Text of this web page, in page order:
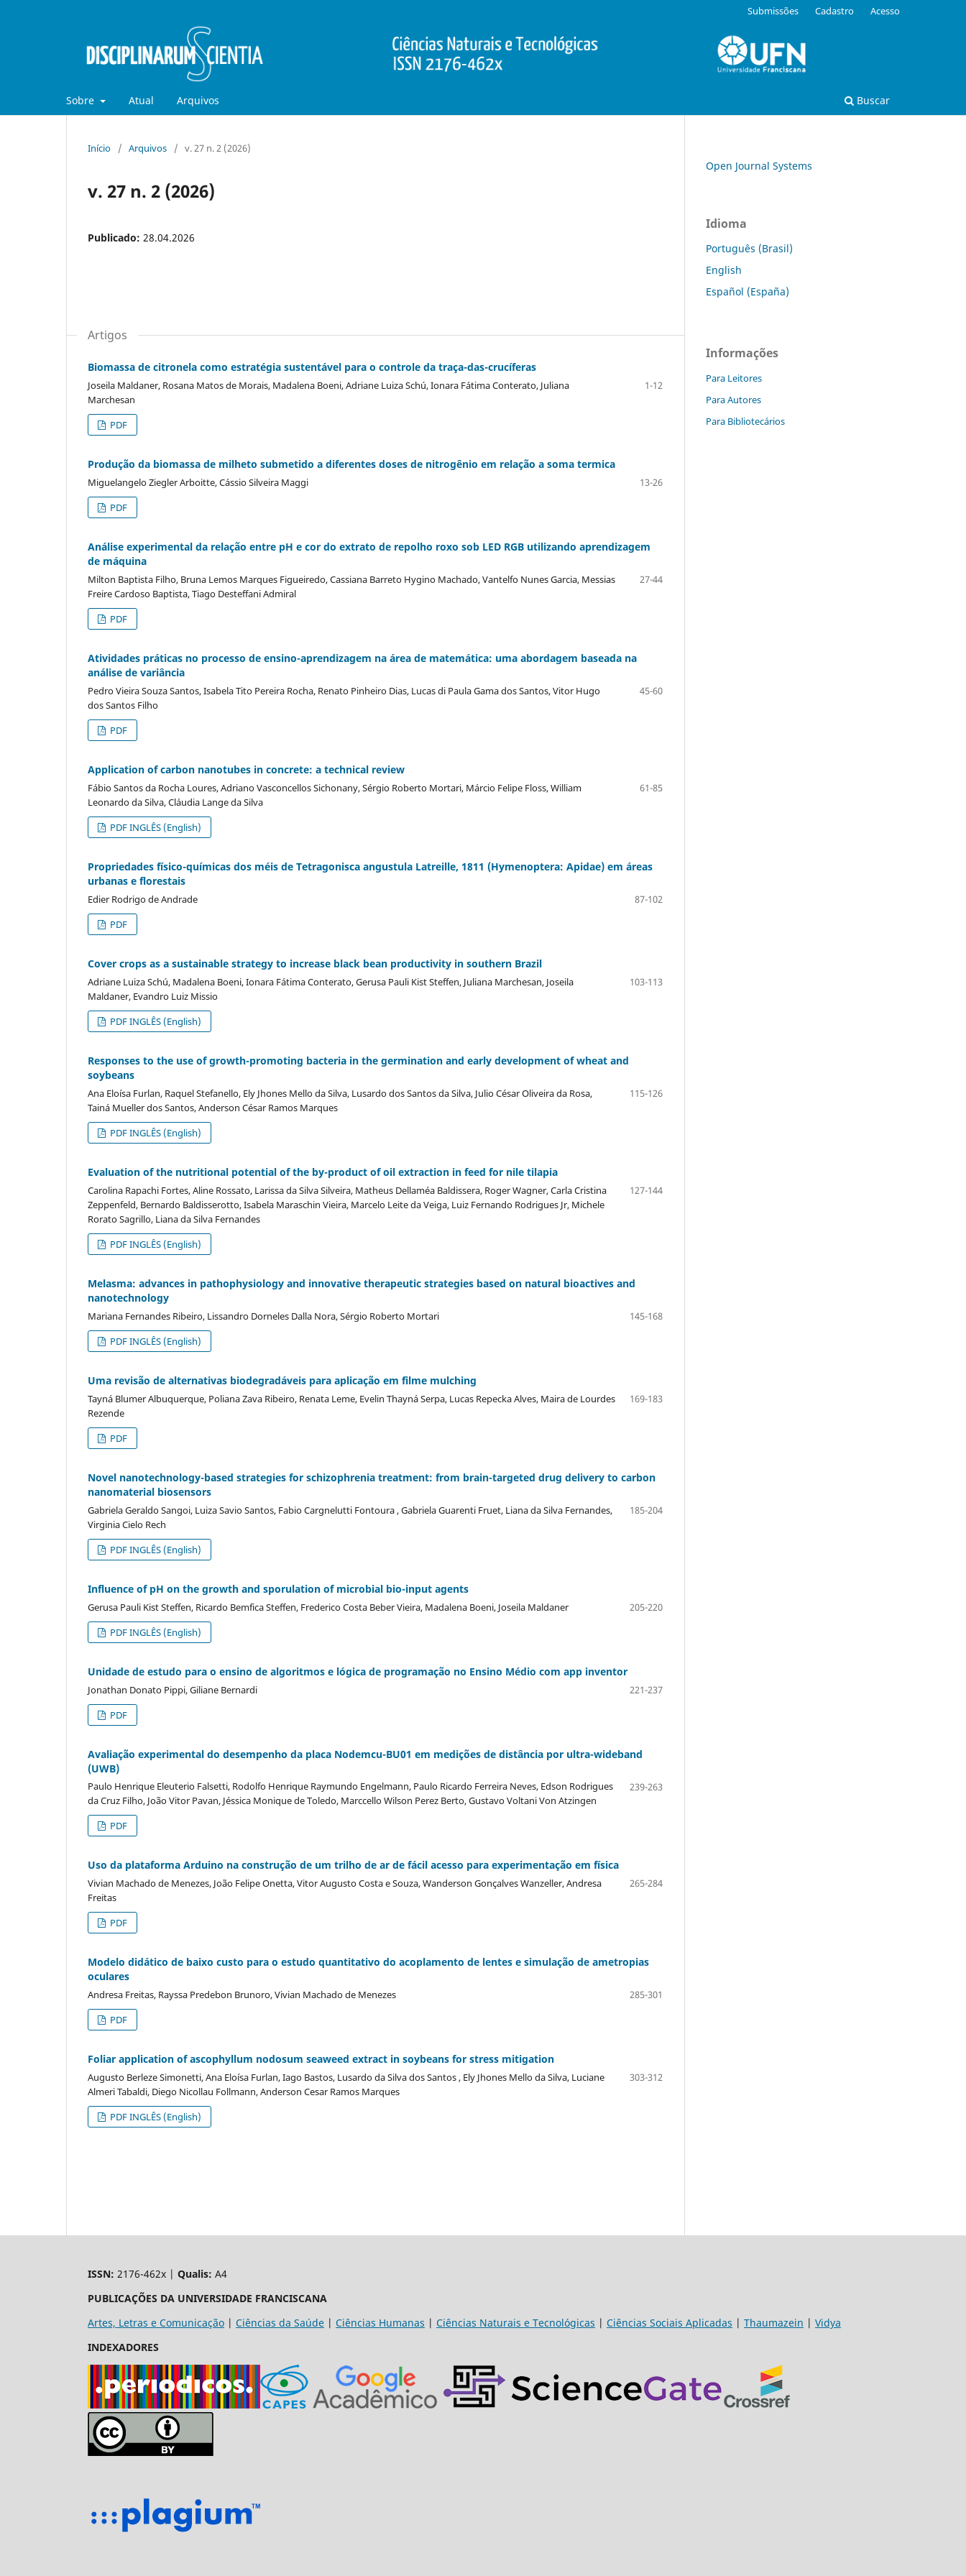
Sobre Atual Arquivos Buscar
Submissões Cadastro Acesso
Início / Arquivos / v. 27 n. 2 (2026)
v. 27 n. 2 (2026)
Publicado: 28.04.2026
Artigos
Biomassa de citronela como estratégia sustentável para o controle da traça-das-crucíferas
Joseila Maldaner, Rosana Matos de Morais, Madalena Boeni, Adriane Luiza Schú, Ionara Fátima Conterato, Juliana
Marchesan
1-12
PDF
Produção da biomassa de milheto submetido a diferentes doses de nitrogênio em relação a soma termica
Miguelangelo Ziegler Arboitte, Cássio Silveira Maggi
13-26
PDF
Análise experimental da relação entre pH e cor do extrato de repolho roxo sob LED RGB utilizando aprendizagem
de máquina
Milton Baptista Filho, Bruna Lemos Marques Figueiredo, Cassiana Barreto Hygino Machado, Vantelfo Nunes Garcia, Messias
Freire Cardoso Baptista, Tiago Desteffani Admiral
27-44
PDF
Atividades práticas no processo de ensino-aprendizagem na área de matemática: uma abordagem baseada na
análise de variância
Pedro Vieira Souza Santos, Isabela Tito Pereira Rocha, Renato Pinheiro Dias, Lucas di Paula Gama dos Santos, Vitor Hugo
dos Santos Filho
45-60
PDF
Application of carbon nanotubes in concrete: a technical review
Fábio Santos da Rocha Loures, Adriano Vasconcellos Sichonany, Sérgio Roberto Mortari, Márcio Felipe Floss, William
Leonardo da Silva, Cláudia Lange da Silva
61-85
PDF INGLÊS (English)
Propriedades físico-químicas dos méis de Tetragonisca angustula Latreille, 1811 (Hymenoptera: Apidae) em áreas
urbanas e florestais
Edier Rodrigo de Andrade
87-102
PDF
Cover crops as a sustainable strategy to increase black bean productivity in southern Brazil
Adriane Luiza Schú, Madalena Boeni, Ionara Fátima Conterato, Gerusa Pauli Kist Steffen, Juliana Marchesan, Joseila
Maldaner, Evandro Luiz Missio
103-113
PDF INGLÊS (English)
Responses to the use of growth-promoting bacteria in the germination and early development of wheat and
soybeans
Ana Eloísa Furlan, Raquel Stefanello, Ely Jhones Mello da Silva, Lusardo dos Santos da Silva, Julio César Oliveira da Rosa,
Tainá Mueller dos Santos, Anderson César Ramos Marques
115-126
PDF INGLÊS (English)
Evaluation of the nutritional potential of the by-product of oil extraction in feed for nile tilapia
Carolina Rapachi Fortes, Aline Rossato, Larissa da Silva Silveira, Matheus Dellaméa Baldissera, Roger Wagner, Carla Cristina
Zeppenfeld, Bernardo Baldisserotto, Isabela Maraschin Vieira, Marcelo Leite da Veiga, Luiz Fernando Rodrigues Jr, Michele
Rorato Sagrillo, Liana da Silva Fernandes
127-144
PDF INGLÊS (English)
Melasma: advances in pathophysiology and innovative therapeutic strategies based on natural bioactives and
nanotechnology
Mariana Fernandes Ribeiro, Lissandro Dorneles Dalla Nora, Sérgio Roberto Mortari
145-168
PDF INGLÊS (English)
Uma revisão de alternativas biodegradáveis para aplicação em filme mulching
Tayná Blumer Albuquerque, Poliana Zava Ribeiro, Renata Leme, Evelin Thayná Serpa, Lucas Repecka Alves, Maira de Lourdes
Rezende
169-183
PDF
Novel nanotechnology-based strategies for schizophrenia treatment: from brain-targeted drug delivery to carbon
nanomaterial biosensors
Gabriela Geraldo Sangoi, Luiza Savio Santos, Fabio Cargnelutti Fontoura , Gabriela Guarenti Fruet, Liana da Silva Fernandes,
Virginia Cielo Rech
185-204
PDF INGLÊS (English)
Influence of pH on the growth and sporulation of microbial bio-input agents
Gerusa Pauli Kist Steffen, Ricardo Bemfica Steffen, Frederico Costa Beber Vieira, Madalena Boeni, Joseila Maldaner
205-220
PDF INGLÊS (English)
Unidade de estudo para o ensino de algoritmos e lógica de programação no Ensino Médio com app inventor
Jonathan Donato Pippi, Giliane Bernardi
221-237
PDF
Avaliação experimental do desempenho da placa Nodemcu-BU01 em medições de distância por ultra-wideband
(UWB)
Paulo Henrique Eleuterio Falsetti, Rodolfo Henrique Raymundo Engelmann, Paulo Ricardo Ferreira Neves, Edson Rodrigues
da Cruz Filho, João Vitor Pavan, Jéssica Monique de Toledo, Marccello Wilson Perez Berto, Gustavo Voltani Von Atzingen
239-263
PDF
Uso da plataforma Arduino na construção de um trilho de ar de fácil acesso para experimentação em física
Vivian Machado de Menezes, João Felipe Onetta, Vitor Augusto Costa e Souza, Wanderson Gonçalves Wanzeller, Andresa
Freitas
265-284
PDF
Modelo didático de baixo custo para o estudo quantitativo do acoplamento de lentes e simulação de ametropias
oculares
Andresa Freitas, Rayssa Predebon Brunoro, Vivian Machado de Menezes
285-301
PDF
Foliar application of ascophyllum nodosum seaweed extract in soybeans for stress mitigation
Augusto Berleze Simonetti, Ana Eloísa Furlan, Iago Bastos, Lusardo da Silva dos Santos , Ely Jhones Mello da Silva, Luciane
Almeri Tabaldi, Diego Nicollau Follmann, Anderson Cesar Ramos Marques
303-312
PDF INGLÊS (English)
Open Journal Systems
Idioma
Português (Brasil)
English
Español (España)
Informações
Para Leitores
Para Autores
Para Bibliotecários
ISSN: 2176-462x | Qualis: A4
PUBLICAÇÕES DA UNIVERSIDADE FRANCISCANA
Artes, Letras e Comunicação | Ciências da Saúde | Ciências Humanas | Ciências Naturais e Tecnológicas | Ciências Sociais Aplicadas | Thaumazein | Vidya
INDEXADORES